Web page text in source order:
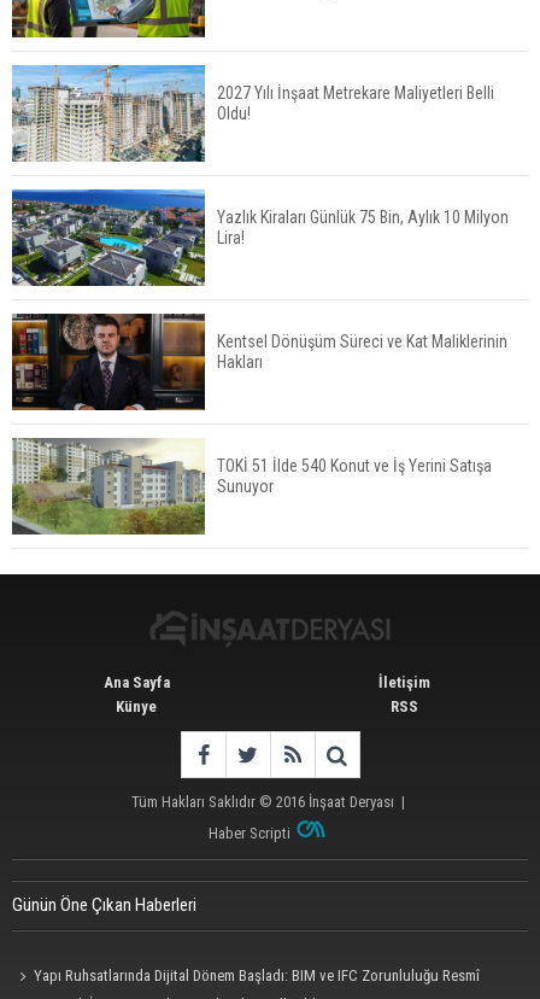
Konut Satışları Güçlü Seyrini Korudu Yabancıya
Satış Geriledi
ABD'de İnşaat Harcamaları Geriledi
Tercih Döneminde Barınma Telaşı Başladı
Aileden Miras Kalan Ev Nasıl Satılır?
İstanbul'da 15 Bin Kiralık Sosyal Konut Eylülde
Kiraya Verilecek
2027 Yılı İnşaat Metrekare Maliyetleri Belli
Oldu!
Yazlık Kiraları Günlük 75 Bin, Aylık 10 Milyon
Lira!
Kentsel Dönüşüm Süreci ve Kat Maliklerinin
Hakları
TOKİ 51 İlde 540 Konut ve İş Yerini Satışa
Sunuyor
Ana Sayfa
Künye
İletişim
RSS
Tüm Hakları Saklıdır © 2016 İnşaat Deryası |
Haber Scripti
Günün Öne Çıkan Haberleri
Yapı Ruhsatlarında Dijital Dönem Başladı: BIM ve IFC Zorunluluğu Resmî